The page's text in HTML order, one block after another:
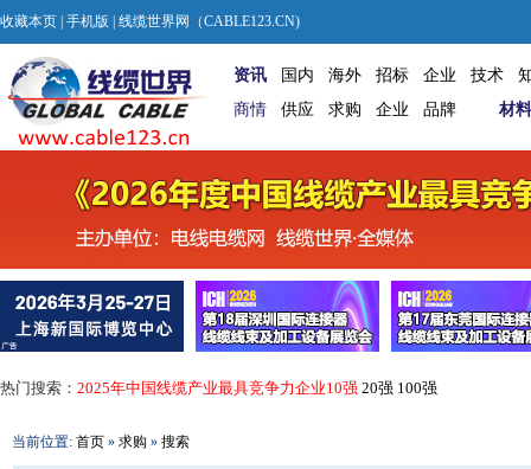
收藏本页 手机版 | 线缆世界网（CABLE123.CN)
资讯 国内 海外 招标 企业 技术
商情
供应 求购 企业 品牌 材料
热门搜索： 2025年中国线缆产业最具竞争力企业10强 20强 100强
当前位置: 首页 » 求购 » 搜索